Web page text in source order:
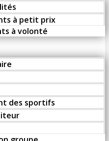
à petit prix
à volonté
des sportifs